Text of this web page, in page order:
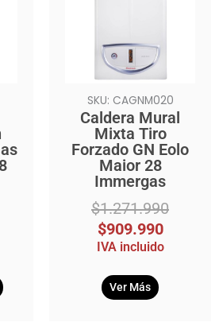
SKU: CAGNM020
Caldera Mural
Mixta Tiro
Forzado GN Eolo
Maior 28
Immergas
$1.271.990
$909.990
IVA incluido
Ver Más